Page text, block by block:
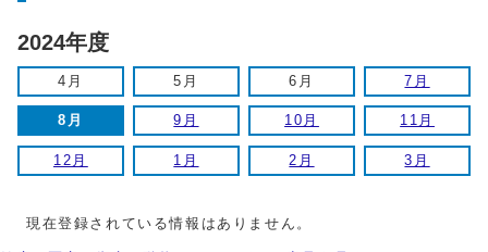
2024年度
4月 5月 6月 7月
8月 9月 10月 11月
12月 1月 2月 3月
現在登録されている情報はありません。